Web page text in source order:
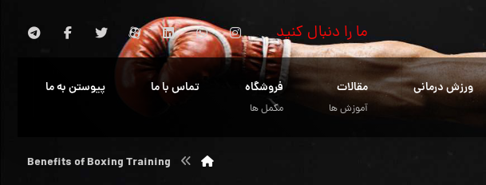
ما را دنبال کنید
ورزش درمانی مقالات
آموزش ها
فروشگاه
مکمل ها
تماس با ما پیوستن به ما
Benefits of Boxing Training